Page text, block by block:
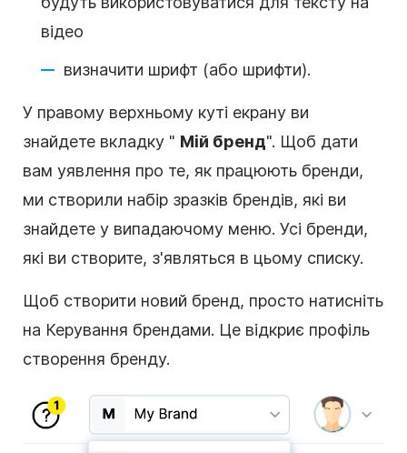
відео
визначити шрифт (або шрифти).
У правому верхньому куті екрану ви
знайдете вкладку " Мій бренд". Щоб дати
вам уявлення про те, як працюють бренди,
ми створили набір зразків брендів, які ви
знайдете у випадаючому меню. Усі бренди,
які ви створите, з'являться в цьому списку.
Щоб створити новий бренд, просто натисніть
на Керування брендами. Це відкриє профіль
створення бренду.